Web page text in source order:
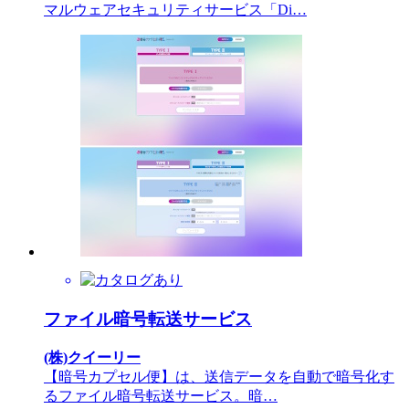
マルウェアセキュリティサービス「Di…
ファイル暗号転送サービス
(株)クイーリー
【暗号カプセル便】は、送信データを自動で暗号化す
るファイル暗号転送サービス。暗…